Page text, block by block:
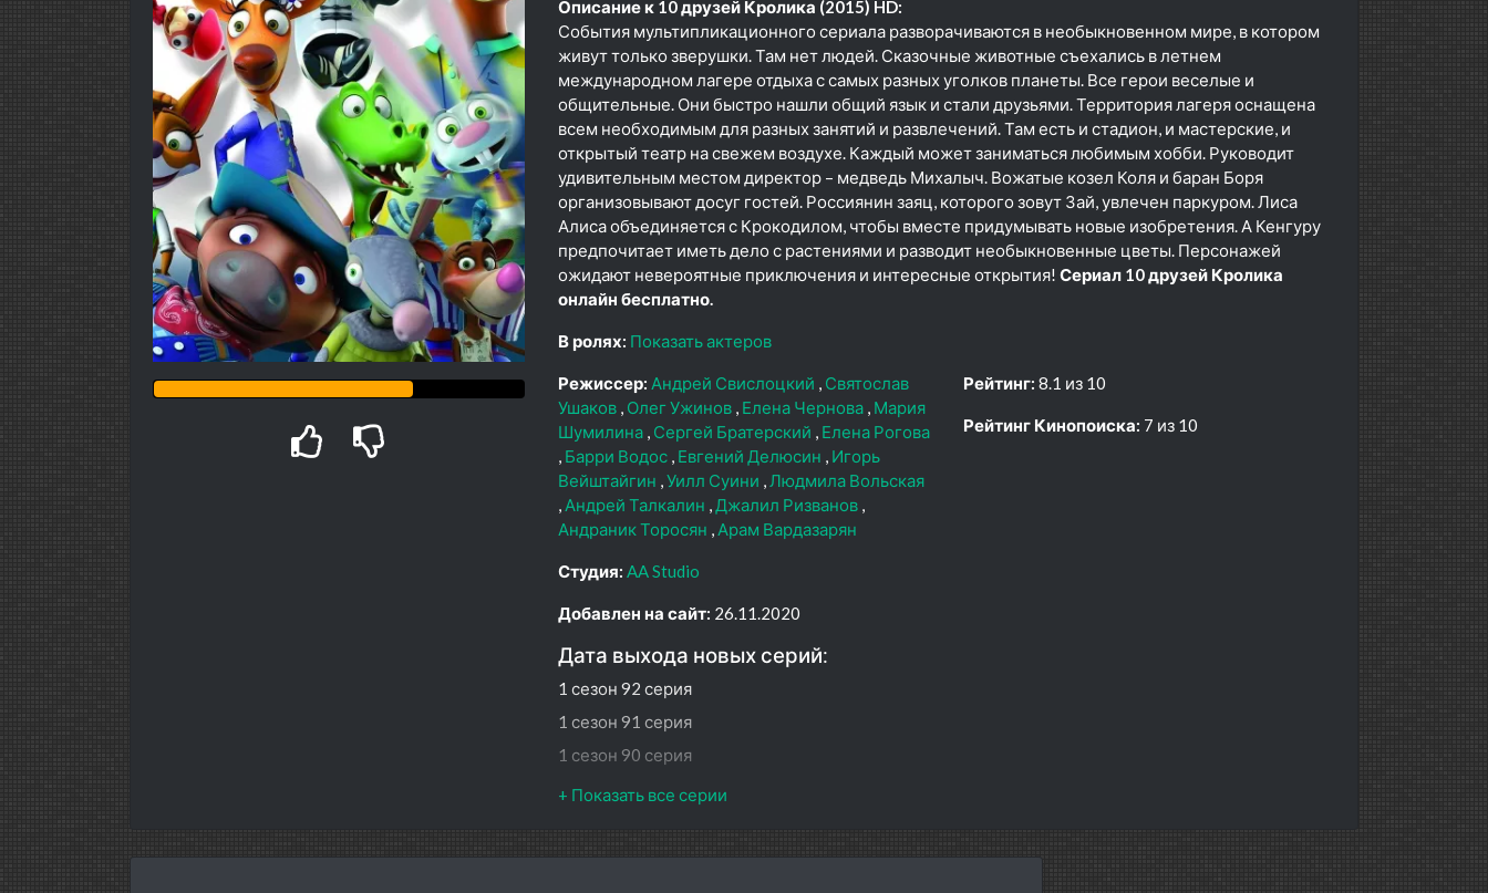
Описание к 10 друзей Кролика (2015) HD:
События мультипликационного сериала разворачиваются в необыкновенном мире, в котором
живут только зверушки. Там нет людей. Сказочные животные съехались в летнем
международном лагере отдыха с самых разных уголков планеты. Все герои веселые и
общительные. Они быстро нашли общий язык и стали друзьями. Территория лагеря оснащена
всем необходимым для разных занятий и развлечений. Там есть и стадион, и мастерские, и
открытый театр на свежем воздухе. Каждый может заниматься любимым хобби. Руководит
удивительным местом директор – медведь Михалыч. Вожатые козел Коля и баран Боря
организовывают досуг гостей. Россиянин заяц, которого зовут Зай, увлечен паркуром. Лиса
Алиса объединяется с Крокодилом, чтобы вместе придумывать новые изобретения. А Кенгуру
предпочитает иметь дело с растениями и разводит необыкновенные цветы. Персонажей
ожидают невероятные приключения и интересные открытия! Сериал 10 друзей Кролика
онлайн бесплатно.
В ролях: Показать актеров
Режиссер: Андрей Свислоцкий
Святослав
Ушаков Олег Ужинов Елена Чернова Мария
Шумилина Сергей Братерский
Елена Рогова
Барри Водос Евгений Делюсин
Игорь
Вейштайгин Уилл Суини
Людмила Вольская
Андрей Талкалин
Джалил Ризванов
Андраник Торосян
Арам Вардазарян
Студия: AA Studio
Рейтинг: 8.1 из 10
Рейтинг Кинопоиска: 7 из 10
Добавлен на сайт: 26.11.2020
Дата выхода новых серий:
1 сезон 92 серия
1 сезон 91 серия
1 сезон 90 серия
1 сезон 89 серия
1 сезон 87 серия